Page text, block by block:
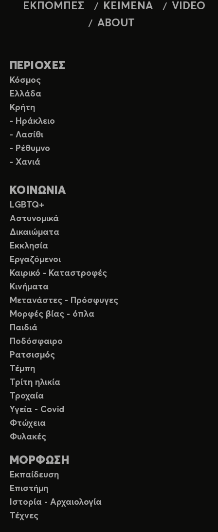
ΕΚΠΟΜΠΕΣ ΚΕΙΜΕΝΑ
VIDEO
ABOUT
ΠΕΡΙΟΧΕΣ
Κόσμος
Ελλάδα
Κρήτη
- Ηράκλειο
- Λασίθι
- Ρέθυμνο
- Χανιά
ΚΟΙΝΩΝΙΑ
LGBTQ+
Αστυνομικά
Δικαιώματα
Εκκλησία
Εργαζόμενοι
Καιρικό - Καταστροφές
Κινήματα
Μετανάστες - Πρόσφυγες
Μορφές βίας - όπλα
Παιδιά
Ποδόσφαιρο
Ρατσισμός
Τέμπη
Τρίτη ηλικία
Τροχαία
Υγεία - Covid
Φτώχεια
Φυλακές
ΜΟΡΦΩΣΗ
Εκπαίδευση
Επιστήμη
Ιστορία - Αρχαιολογία
Τέχνες